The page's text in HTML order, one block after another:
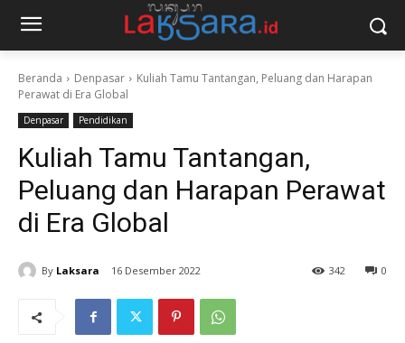
Beranda Denpasar
Kuliah Tamu Tantangan, Peluang dan Harapan
Perawat di Era Global
Denpasar Pendidikan
Kuliah Tamu Tantangan,
Peluang dan Harapan Perawat
di Era Global
By Laksara 16 Desember 2022 0
342